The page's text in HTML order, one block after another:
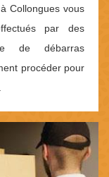
Collongues vous
par des
de débarras
procéder pour